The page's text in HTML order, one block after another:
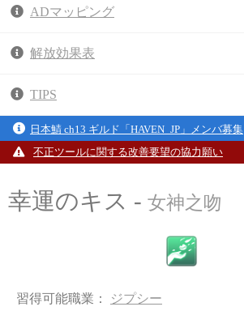
ADマッピング
解放効果表
TIPS
日本鯖 ch13 ギルド「HAVEN_JP」メンバ募集
不正ツールに関する改善要望の協力願い
幸運のキス - 女神之吻
習得可能職業： ジプシー